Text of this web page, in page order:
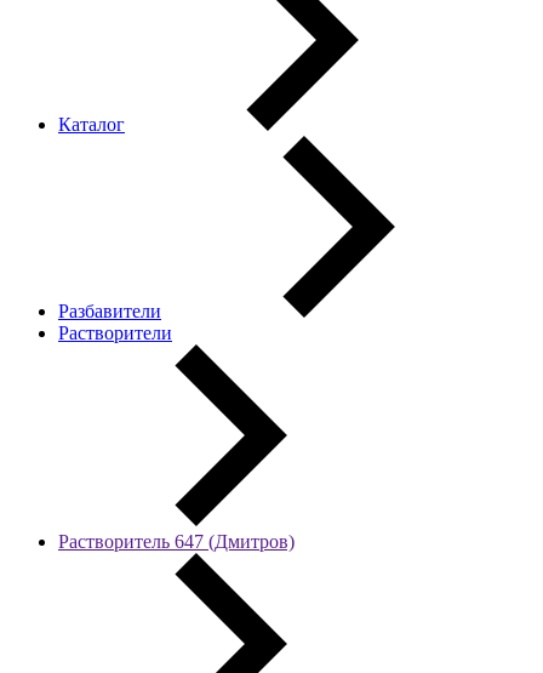
Каталог
Разбавители
Растворители
Растворитель 647 (Дмитров)